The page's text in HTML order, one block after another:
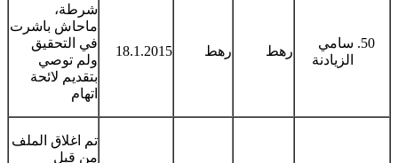
سامي
الزيادنة
رهط رهط 18.1.2015
شرطة،
ماحاش باشرت
في التحقيق
ولم توصي
بتقديم لائحة
اتهام
تم اغلاق الملف
من قبل